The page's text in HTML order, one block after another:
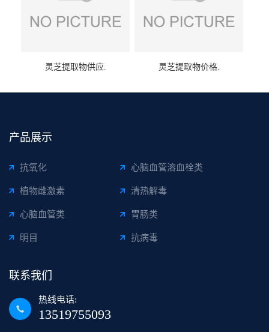
灵芝提取物供应. 灵芝提取物价格.
产品展示
抗氧化 心脑血管溶血栓类
植物雌激素 清热解毒
心脑血管类 胃肠类
明目 抗病毒
联系我们
热线电话:
13519755093